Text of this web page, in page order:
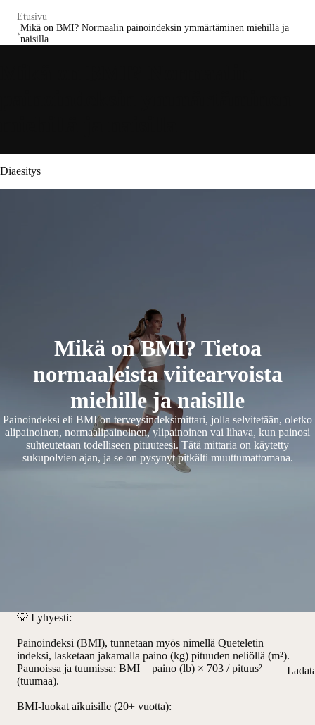
Etusivu
Mikä on BMI? Normaalin painoindeksin ymmärtäminen miehillä ja
naisilla
Diaesitys
Mikä on BMI? Tietoa
normaaleista viitearvoista
miehille ja naisille
Painoindeksi eli BMI on terveysindeksimittari, jolla selvitetään, oletko
alipainoinen, normaalipainoinen, ylipainoinen vai lihava, kun painosi
suhteutetaan todelliseen pituuteesi. Tätä mittaria on käytetty
sukupolvien ajan, ja se on pysynyt pitkälti muuttumattomana.
💡 Lyhyesti:
Painoindeksi (BMI), tunnetaan myös nimellä Queteletin
indeksi, lasketaan jakamalla paino (kg) pituuden neliöllä (m²).
Paunoissa ja tuumissa: BMI = paino (lb) × 703 / pituus²
(tuumaa).
BMI-luokat aikuisille (20+ vuotta):